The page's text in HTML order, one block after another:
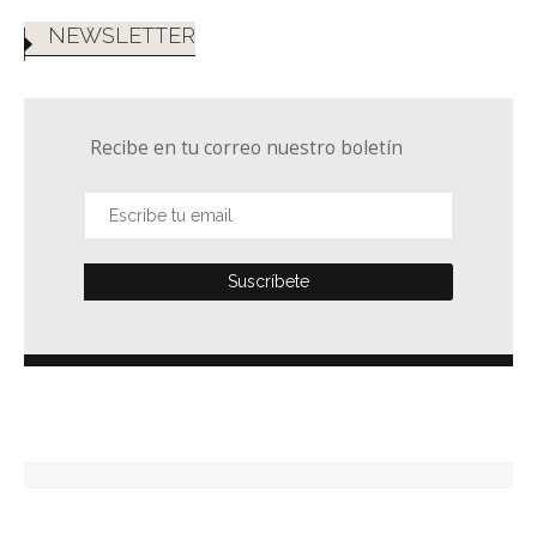
NEWSLETTER
Recibe en tu correo nuestro boletín